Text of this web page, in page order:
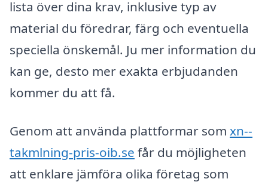
lista över dina krav, inklusive typ av
material du föredrar, färg och eventuella
speciella önskemål. Ju mer information du
kan ge, desto mer exakta erbjudanden
kommer du att få.
Genom att använda plattformar som xn--
takmlning-pris-oib.se får du möjligheten
att enklare jämföra olika företag som